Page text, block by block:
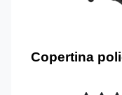
Copertina